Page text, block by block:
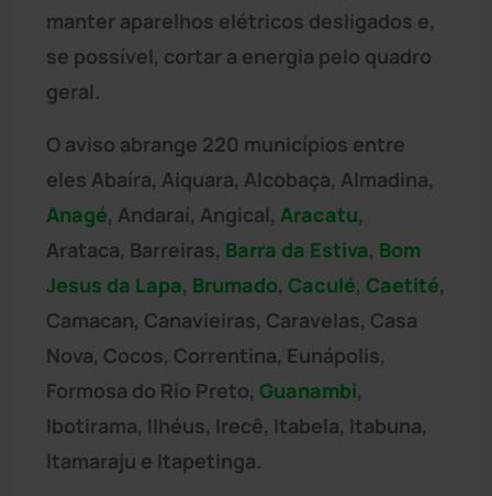
manter aparelhos elétricos desligados e,
se possível, cortar a energia pelo quadro
geral.
O aviso abrange 220 municípios entre
eles Abaíra, Aiquara, Alcobaça, Almadina,
Anagé, Andaraí, Angical, Aracatu,
Arataca, Barreiras, Barra da Estiva, Bom
Jesus da Lapa, Brumado, Caculé, Caetité,
Camacan, Canavieiras, Caravelas, Casa
Nova, Cocos, Correntina, Eunápolis,
Formosa do Rio Preto, Guanambi,
Ibotirama, Ilhéus, Irecê, Itabela, Itabuna,
Itamaraju e Itapetinga.